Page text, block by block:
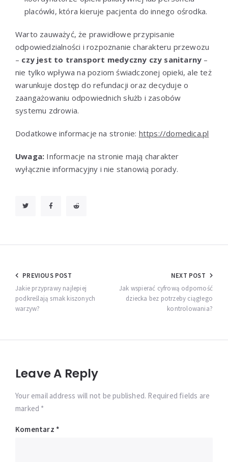
placówki, która kieruje pacjenta do innego ośrodka.
Warto zauważyć, że prawidłowe przypisanie
odpowiedzialności i rozpoznanie charakteru przewozu
– czy jest to transport medyczny czy sanitarny –
nie tylko wpływa na poziom świadczonej opieki, ale też
warunkuje dostęp do refundacji oraz decyduje o
zaangażowaniu odpowiednich służb i zasobów
systemu zdrowia.
Dodatkowe informacje na stronie: https://domedica.pl
Uwaga: Informacje na stronie mają charakter
wyłącznie informacyjny i nie stanowią porady.
Nawigacja
wpisu
PREVIOUS POST
Jakie przyprawy najlepiej
podkreślają smak kiszonych
warzyw?
NEXT POST
Jak wspierać cyfrową odporność
dziecka bez potrzeby ciągłego
kontrolowania?
Leave A Reply
Your email address will not be published. Required fields are
marked *
Komentarz *